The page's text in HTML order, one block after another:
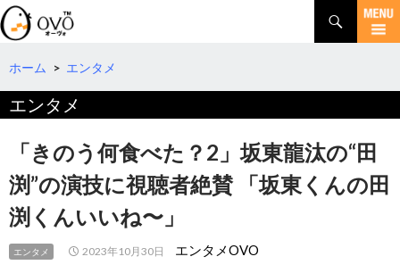
検
索
コ
テ
へ
ホーム > エンタメ
エンタメ
「きのう何食べた？2」坂東龍汰の“田
渕”の演技に視聴者絶賛 「坂東くんの田
渕くんいいね︎〜」
エンタメ 2023年10月30日 エンタメOVO